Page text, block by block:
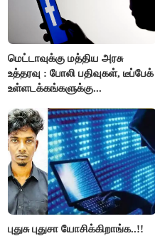
மெட்டாவுக்கு மத்திய அரசு
உத்தரவு : போலி பதிவுகள், டீப்பேக்
உள்ளடக்கங்களுக்கு...
புதுசு புதுசா யோசிக்கிறாங்க..!!